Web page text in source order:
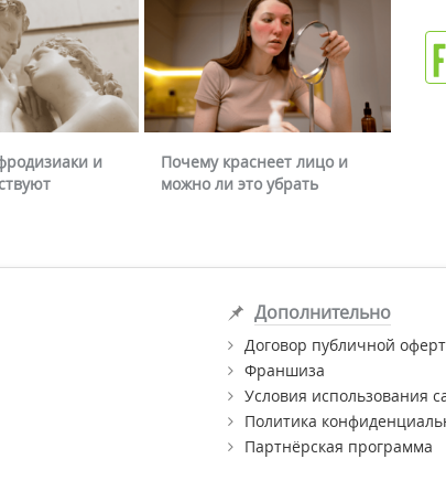
и
Почему краснеет лицо и
можно ли это убрать
Дополнительно
Договор публичной
Франшиза
Условия использования
Политика
Партнёрская программа